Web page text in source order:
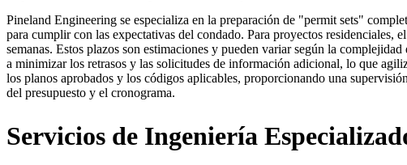
Pineland Engineering se especializa en la preparación de "permit sets"
para cumplir con las expectativas del condado. Para proyectos residenciales,
semanas. Estos plazos son estimaciones y pueden variar según la
a minimizar los retrasos y las solicitudes de información adicional, lo que
los planos aprobados y los códigos aplicables, proporcionando una
del presupuesto y el cronograma.
Servicios de Ingeniería